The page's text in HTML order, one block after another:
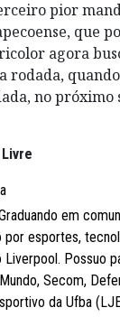
pior
que
agora
rodada,
no próximo
em
por esportes,
Liverpool. Possuo
Secom,
da Ufba